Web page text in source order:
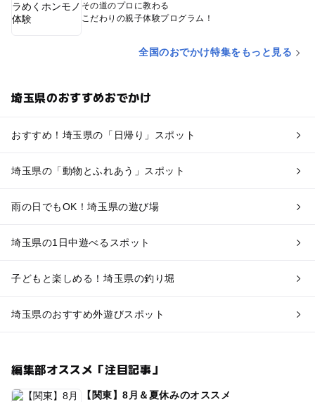
その道のプロに教わる
こだわりの親子体験プログラム！
全国のおでかけ特集をもっと見る
埼玉県のおすすめおでかけ
おすすめ！埼玉県の「日帰り」スポット
埼玉県の「動物とふれあう」スポット
雨の日でもOK！埼玉県の遊び場
埼玉県の1日中遊べるスポット
子どもと楽しめる！埼玉県の釣り堀
埼玉県のおすすめ外遊びスポット
編集部オススメ「注目記事」
【関東】8月＆夏休みのオススメ